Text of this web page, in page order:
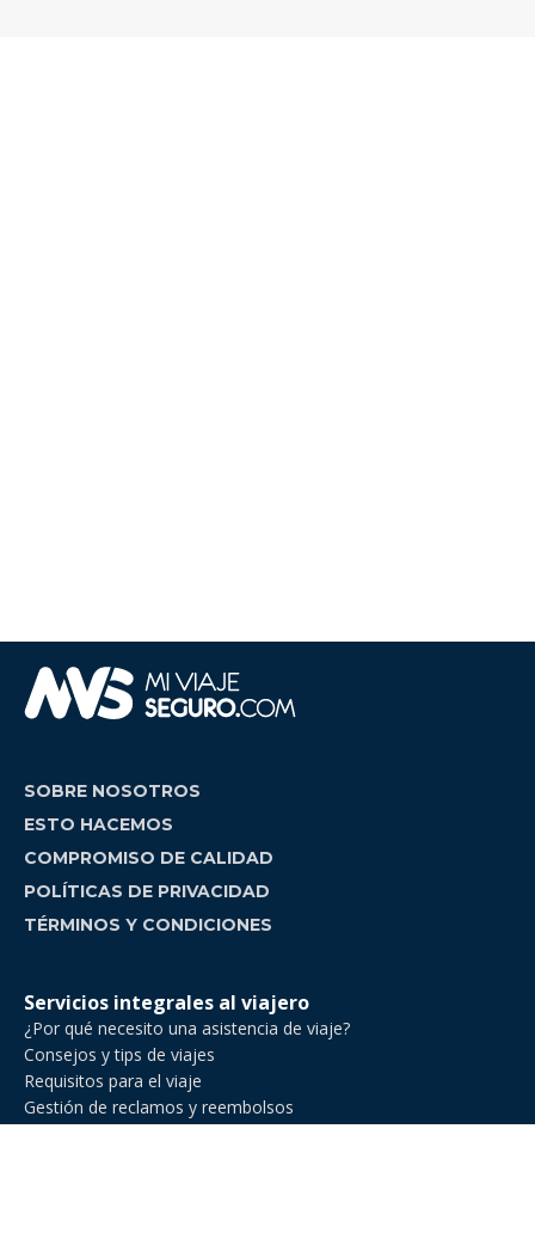
SOBRE NOSOTROS
ESTO HACEMOS
COMPROMISO DE CALIDAD
POLÍTICAS DE PRIVACIDAD
TÉRMINOS Y CONDICIONES
Servicios integrales al viajero
¿Por qué necesito una asistencia de viaje?
Consejos y tips de viajes
Requisitos para el viaje
Gestión de reclamos y reembolsos